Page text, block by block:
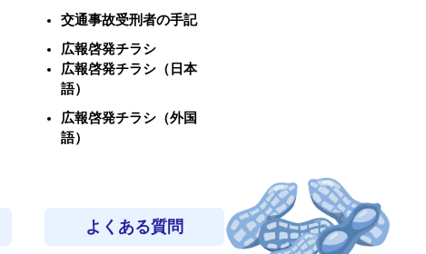
交通事故受刑者の手記
広報啓発チラシ
広報啓発チラシ（日本
語）
広報啓発チラシ（外国
語）
よくある質問